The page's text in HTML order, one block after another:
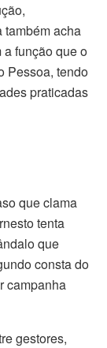
também acha
a função que o
Pessoa, tendo
praticadas
que clama
tenta
que
consta do
campanha
gestores,